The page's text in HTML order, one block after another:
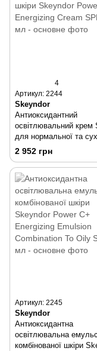
4
Артикул: 2244
Skeyndor
Антиоксидантний
освітлювальний крем
для нормальної та
шкіри Skeyndor Power
Energizing Cream SPF
мл
2 952 грн
Артикул: 2245
Skeyndor
Антиоксидантна
освітлювальна
комбінованої шкіри